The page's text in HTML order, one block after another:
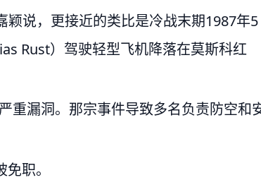
说，更接近的类比是冷战末期1987年5
Rust）驾驶轻型飞机降落在莫斯科红
重漏洞。那宗事件导致多名负责防空和
职。